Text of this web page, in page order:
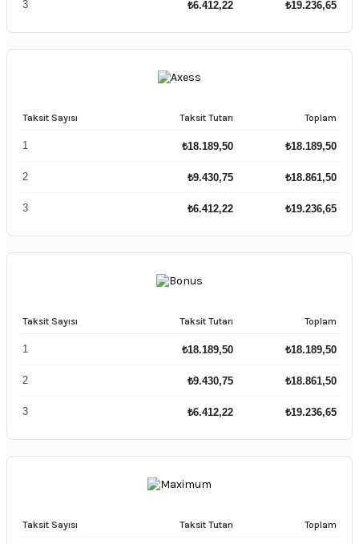
3 ₺6.412,22 ₺19.236,65
Taksit Sayısı Taksit Tutarı Toplam
1 ₺18.189,50 ₺18.189,50
2 ₺9.430,75 ₺18.861,50
3 ₺6.412,22 ₺19.236,65
Taksit Sayısı Taksit Tutarı Toplam
1 ₺18.189,50 ₺18.189,50
2 ₺9.430,75 ₺18.861,50
3 ₺6.412,22 ₺19.236,65
Taksit Sayısı Taksit Tutarı Toplam